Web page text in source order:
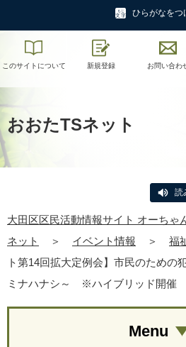
ひらがなをつ
このサイトについて 新規登録 お問い合わ
おおたTSネット
読
大田区区民活動情報サイト オーちゃ
ネット
＞ イベント情報 ＞ 福
ト第14回拡大定例会】市民のための
ミナハナシ～ ※ハイブリッド開催
Menu